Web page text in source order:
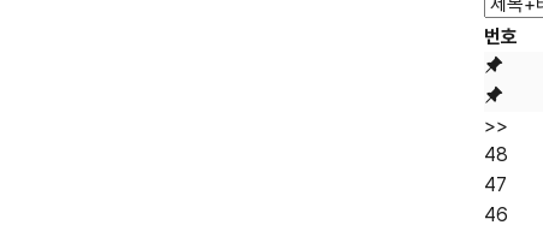
번호
>>
48
47
46